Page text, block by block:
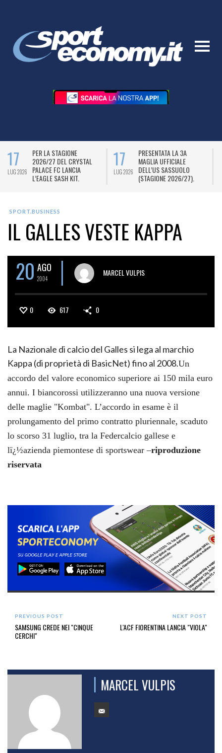
17
LUG 2026
PER LA STAGIONE
2026/27 DEL CRYSTAL
PALACE FC LANCIA
L’EAGLE SASH KIT.
17
LUG 2026
PRESENTATA LA 3A
MAGLIA UFFICIALE
DELL’US SASSUOLO
(STAGIONE 2026/27).
SPORT.BUSINESS
IL GALLES VESTE KAPPA
20 AGO
2004
MARCEL VULPIS
0 617 0
La Nazionale di calcio del Galles si lega al marchio
Kappa (di proprietà di BasicNet) fino al 2008.Un
accordo del valore economico superiore ai 150 mila euro
annui. I biancorossi utilizzeranno una nuova versione
delle maglie "Kombat". L’accordo in esame è il
prolungamento del primo contratto pluriennale, scaduto
lo scorso 31 luglio, tra la Federcalcio gallese e
lï¿½azienda piemontese di sportswear –riproduzione
riservata
PREVIOUS POST
SAMSUNG CREDE NEI "CINQUE
CERCHI"
NEXT POST
L'ACF FIORENTINA LANCIA "VIOLA"
MARCEL VULPIS